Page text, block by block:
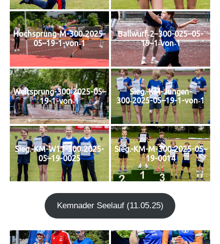
Hochsprung-M-300‑2025-
05–19-1-von‑1
Ballwurf‑2–300-025–05-
19–1‑von‑1
Weitsprung-300‑2025-05–
19-1-von‑1
Sieg.-KM-Jungen-
300‑2025-05–19-1-von‑1
Sieg.-KM-W11-300‑2025-
05–19-0025
Sieg.-KM-M-300‑2025-05–
19-0014
Kem­n­ader See­lauf (11.05.25)